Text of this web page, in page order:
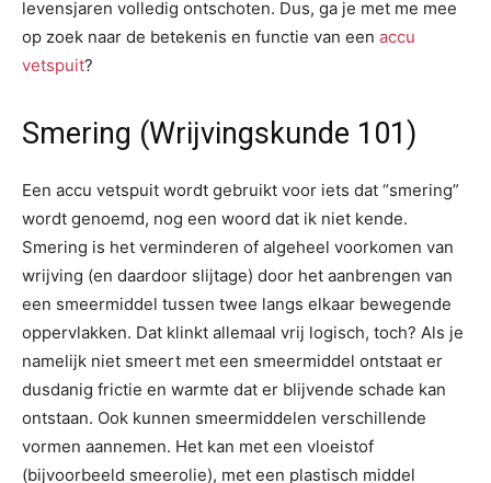
levensjaren volledig ontschoten. Dus, ga je met me mee
op zoek naar de betekenis en functie van een accu
vetspuit?
Smering (Wrijvingskunde 101)
Een accu vetspuit wordt gebruikt voor iets dat “smering”
wordt genoemd, nog een woord dat ik niet kende.
Smering is het verminderen of algeheel voorkomen van
wrijving (en daardoor slijtage) door het aanbrengen van
een smeermiddel tussen twee langs elkaar bewegende
oppervlakken. Dat klinkt allemaal vrij logisch, toch? Als je
namelijk niet smeert met een smeermiddel ontstaat er
dusdanig frictie en warmte dat er blijvende schade kan
ontstaan. Ook kunnen smeermiddelen verschillende
vormen aannemen. Het kan met een vloeistof
(bijvoorbeeld smeerolie), met een plastisch middel